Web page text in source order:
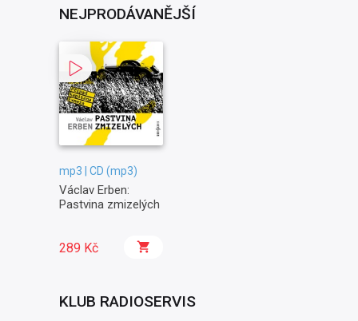
NEJPRODÁVANĚJŠÍ
mp3 | CD (mp3)
Václav Erben:
Pastvina zmizelých
289 Kč
KLUB RADIOSERVIS